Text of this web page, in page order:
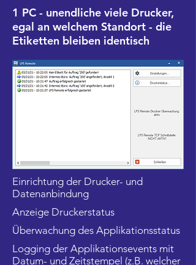
1 PC - unendliche viele Drucker,
egal an welchem Standort - die
Etiketten bleiben identisch
Einrichtung der Drucker- und
Datenanbindung
Anzeige Druckerstatus
Überwachung des Applikationsstatus
Logging der Applikationsevents mit
Datum- und Zeitstempel (z.B. welcher